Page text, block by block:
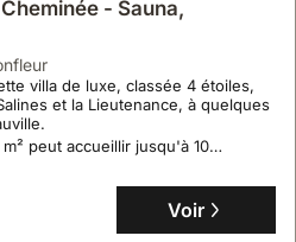
- Sauna,
villa de luxe, classée 4 étoiles,
et la Lieutenance, à quelques
peut accueillir jusqu'à 10
avec un espace bien-être
terrasse de 40 m² avec vue sur
Voir